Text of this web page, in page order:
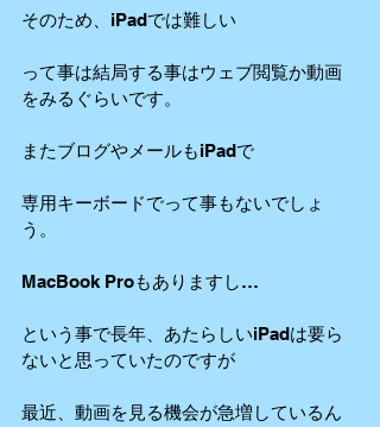
そのため、iPadでは難しい
って事は結局する事はウェブ閲覧か動画
をみるぐらいです。
またブログやメールもiPadで
専用キーボードでって事もないでしょ
う。
MacBook Proもありますし…
という事で長年、あたらしいiPadは要ら
ないと思っていたのですが
最近、動画を見る機会が急増しているん